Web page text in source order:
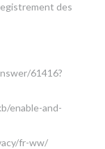
des
61416?
enable-and-
fr-ww/